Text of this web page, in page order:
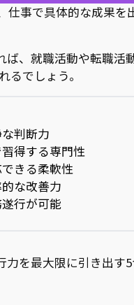
仕事で具体的な成果を
ば、就職活動や転職活
るでしょう。
判断力
得する専門性
きる柔軟性
な改善力
行が可能
力を最大限に引き出す